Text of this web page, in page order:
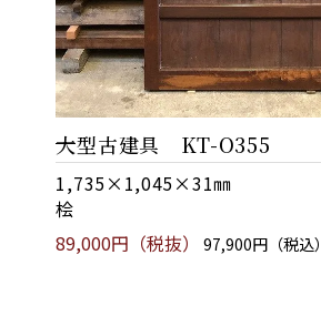
大型古建具 KT-O355
1,735×1,045×31㎜
桧
89,000円（税抜）
97,900円（税込）